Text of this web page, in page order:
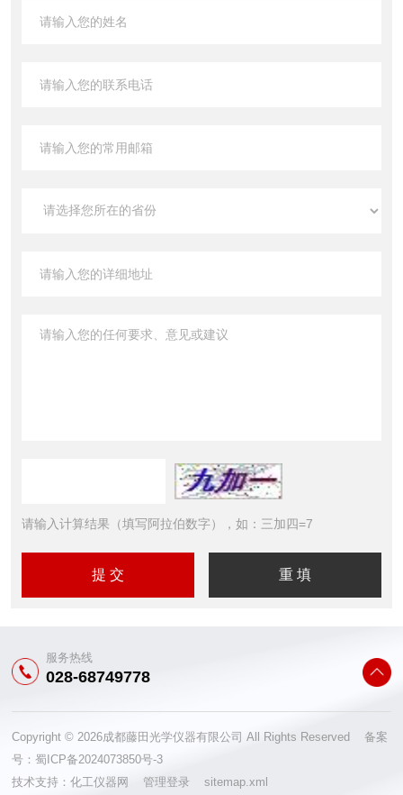
请输入计算结果（填写阿拉伯数字），如：三加四=7
服务热线
028-68749778
Copyright © 2026成都藤田光学仪器有限公司 All Rights Reserved 备案
号：蜀ICP备2024073850号-3
技术支持：化工仪器网管理登录 sitemap.xml